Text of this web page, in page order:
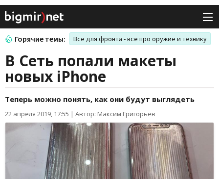
Горячие темы: Все для фронта - все про оружие и технику
В Сеть попали макеты
новых iPhone
Теперь можно понять, как они будут выглядеть
22 апреля 2019, 17:55 | Автор: Максим Григорьев